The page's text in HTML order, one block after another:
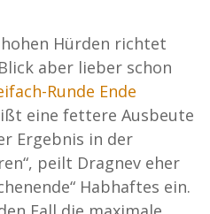
Hürden richtet
aber lieber schon
Runde Ende
eine fettere Ausbeute
Ergebnis in der
peilt Dragnev eher
Habhaftes ein.